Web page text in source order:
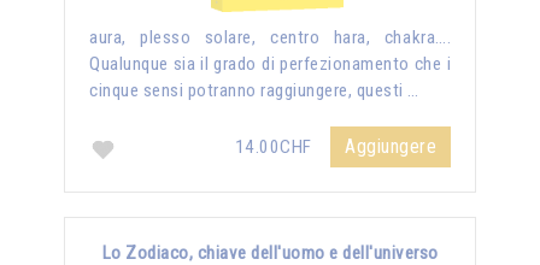
aura, plesso solare, centro hara, chakra….
Qualunque sia il grado di perfezionamento che i
cinque sensi potranno raggiungere, questi …
14.00CHF Aggiungere
Lo Zodiaco, chiave dell'uomo e dell'universo